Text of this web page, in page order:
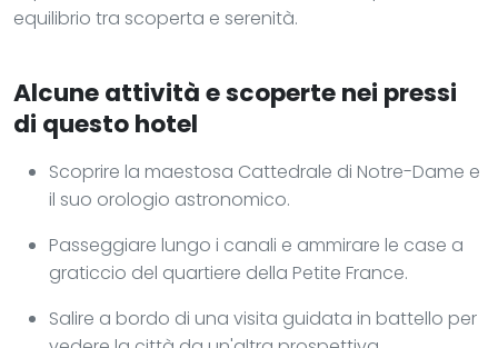
equilibrio tra scoperta e serenità.
Alcune attività e scoperte nei pressi
di questo hotel
Scoprire la maestosa Cattedrale di Notre-Dame e
il suo orologio astronomico.
Passeggiare lungo i canali e ammirare le case a
graticcio del quartiere della Petite France.
Salire a bordo di una visita guidata in battello per